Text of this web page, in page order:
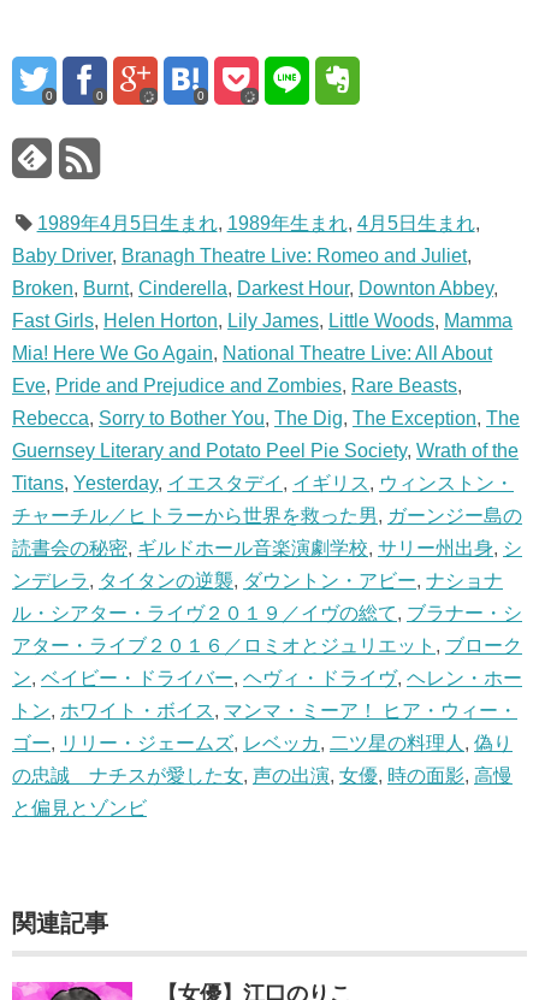
0 0 0
1989年4月5日生まれ, 1989年生まれ, 4月5日生まれ,
Baby Driver, Branagh Theatre Live: Romeo and Juliet,
Broken, Burnt, Cinderella, Darkest Hour, Downton Abbey,
Fast Girls, Helen Horton, Lily James, Little Woods, Mamma
Mia! Here We Go Again, National Theatre Live: All About
Eve, Pride and Prejudice and Zombies, Rare Beasts,
Rebecca, Sorry to Bother You, The Dig, The Exception, The
Guernsey Literary and Potato Peel Pie Society, Wrath of the
Titans, Yesterday, イエスタデイ , イギリス, ウィンストン・
チャーチル／ヒトラーから世界を救った男, ガーンジー島の
読書会の秘密, ギルドホール音楽演劇学校, サリー州出身, シ
ンデレラ, タイタンの逆襲, ダウントン・アビー, ナショナ
ル・シアター・ライヴ２０１９／イヴの総て, ブラナー・シ
アター・ライブ２０１６／ロミオとジュリエット , ブローク
ン, ベイビー・ドライバー, ヘヴィ・ドライヴ, ヘレン・ホー
トン, ホワイト・ボイス, マンマ・ミーア！ ヒア・ウィー・
ゴー, リリー・ジェームズ, レベッカ, 二ツ星の料理人 , 偽り
の忠誠 ナチスが愛した女, 声の出演, 女優, 時の面影, 高慢
と偏見とゾンビ
関連記事
【女優】江口のりこ